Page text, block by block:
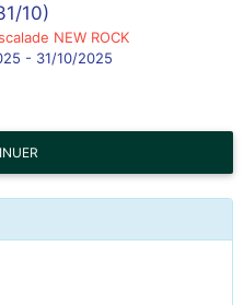
10)
NEW ROCK
- 31/10/2025